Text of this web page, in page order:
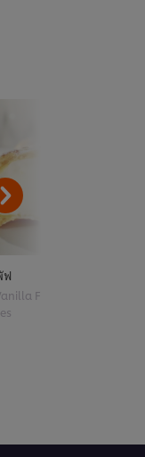
ฟ
Filling